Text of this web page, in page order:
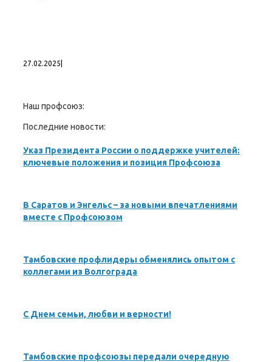
27.02.2025
Наш профсоюз:
Последние новости:
Указ Президента России о поддержке учителей:
ключевые положения и позиция Профсоюза
В Саратов и Энгельс – за новыми впечатлениями
вместе с Профсоюзом
Тамбовские профлидеры обменялись опытом с
коллегами из Волгограда
С Днем семьи, любви и верности!
Тамбовские профсоюзы передали очередную